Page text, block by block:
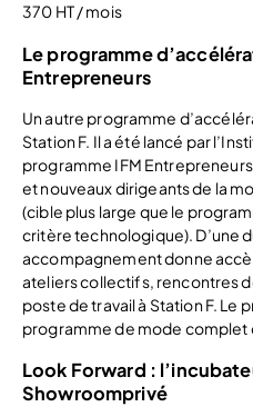
370 HT / mois
Le programme
Entrepreneurs
Un autre programme
Station F. Il a été lancé par
programme IFM
et nouveaux dirigeants de la
(cible plus large que le
critère technologique). D’une
accompagnement donne
ateliers collectifs, rencontres
poste de travail à Station F. Le
programme de mode complet
Look Forward :
Showroomprivé